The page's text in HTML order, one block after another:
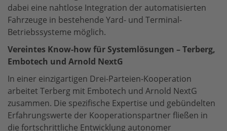
dabei eine nahtlose Integration der automatisierten
Fahrzeuge in bestehende Yard- und Terminal-
Betriebssysteme möglich.
Vereintes Know-how für Systemlösungen – Terberg,
Embotech und Arnold NextG
In einer einzigartigen Drei-Parteien-Kooperation
arbeitet Terberg mit Embotech und Arnold NextG
zusammen. Die spezifische Expertise und gebündelten
Erfahrungswerte der Kooperationspartner fließen in
die fortschrittliche Entwicklung autonomer